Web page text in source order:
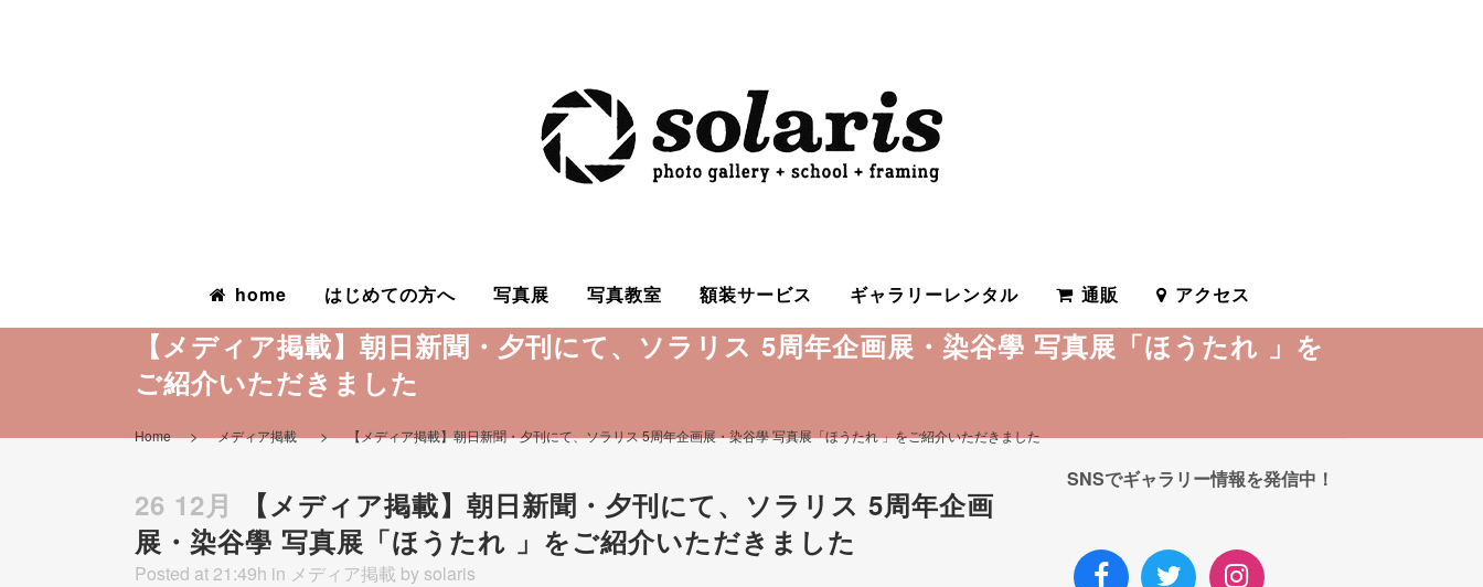
home はじめての方へ 写真展 写真教室 額装サービス ギャラリーレンタル 通販 アクセス
【メディア掲載】朝日新聞・夕刊にて、ソラリス 5周年企画展・染谷學 写真展「ほうたれ 」を
ご紹介いただきました
Home>メディア掲載 >【メディア掲載】朝日新聞・夕刊にて、ソラリス 5周年企画展・染谷學 写真展「ほうたれ 」をご紹介いただきました
26 12月
【メディア掲載】朝日新聞・夕刊にて、ソラリス 5周年企画
展・染谷學 写真展「ほうたれ 」をご紹介いただきました
Posted at 21:49h in メディア掲載 by solaris
SNSでギャラリー情報を発信中！